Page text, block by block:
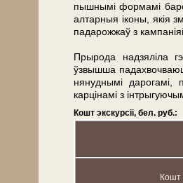
пыш­нымі формамі
алтарныя іконы, якія
падарожжаў з
Прырода надзяліла
ўзвышша
нянуднымі дарогамі,
карцінамі з
Кошт экскурсіі, бел. руб.:
Кошт